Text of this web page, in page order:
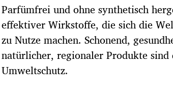
m
Parfümfrei und ohne synthetisch
effektiver Wirkstoffe, die sich die
zu Nutze machen. Schonend,
natürlicher, regionaler Produkte sind
Umweltschutz.